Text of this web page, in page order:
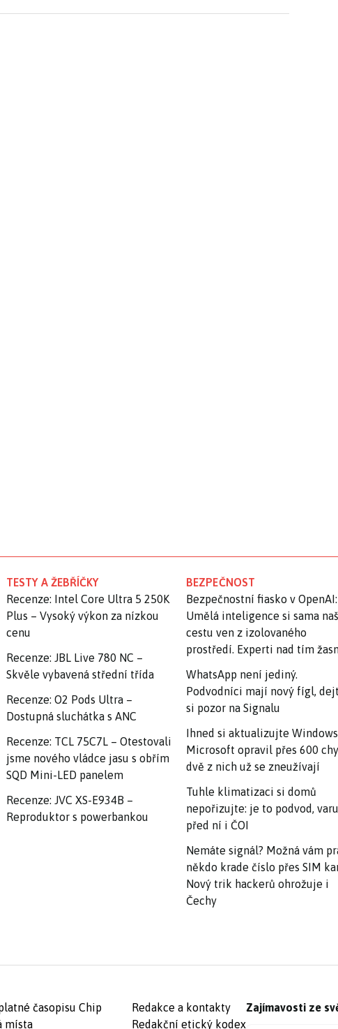
TESTY A ŽEBŘÍČKY
Recenze: Intel Core Ultra 5 250K
Plus – Vysoký výkon za nízkou
cenu
Recenze: JBL Live 780 NC –
Skvěle vybavená střední třída
Recenze: O2 Pods Ultra –
Dostupná sluchátka s ANC
Recenze: TCL 75C7L – Otestovali
jsme nového vládce jasu s obřím
SQD Mini-LED panelem
Recenze: JVC XS-E934B –
Reproduktor s powerbankou
BEZPEČNOST
Bezpečnostní fiasko v OpenAI:
Umělá inteligence si sama
cestu ven z izolovaného
prostředí. Experti nad tím
WhatsApp není jediný.
Podvodníci mají nový fígl,
si pozor na Signalu
Ihned si aktualizujte
Microsoft opravil přes 600
dvě z nich už se zneužívají
Tuhle klimatizaci si domů
nepořizujte: je to podvod,
před ní i ČOI
Nemáte signál? Možná vám
někdo krade číslo přes SIM
Nový trik hackerů ohrožuje i
Čechy
časopisu Chip
místa
Redakce a kontakty
Redakční etický kodex
Zajímavosti ze